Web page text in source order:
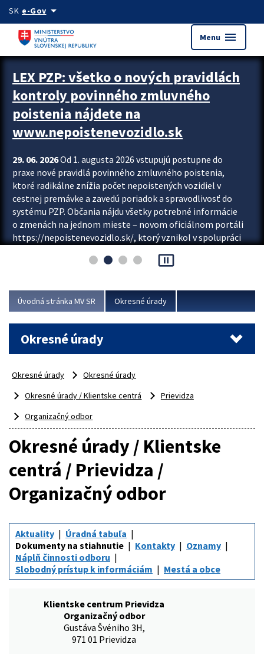
Preskocit na hlavný obsah
SK e-Govarrow_drop_down
Menu menu
Zastavit automatický posun upútavok
LEX PZP: všetko o nových pravidlách
kontroly povinného zmluvného
poistenia nájdete na
www.nepoistenevozidlo.sk
29. 06. 2026Od 1. augusta 2026 vstupujú postupne do
praxe nové pravidlá povinného zmluvného poistenia,
ktoré radikálne znížia počet nepoistených vozidiel v
cestnej premávke a zavedú poriadok a spravodlivosť do
systému PZP. Občania nájdu všetky potrebné informácie
o zmenách na jednom mieste – novom oficiálnom portáli
https://nepoistenevozidlo.sk/, ktorý vznikol v spolupráci
asociácie poisťovní (SLASPO) a Ministerstva vnútra SR.
Viac
pause_presentation
Úvodná stránka MV SR Okresné úrady
Okresné úrady
Okresné úrady
Okresné úrady
Okresné úrady / Klientske centrá
Prievidza
Organizačný odbor
Okresné úrady / Klientske
centrá / Prievidza /
Organizačný odbor
Aktuality
Úradná tabuľa
Dokumenty na stiahnutie
Kontakty
Oznamy
Náplň činnosti odboru
Slobodný prístup k informáciám
Mestá a obce
Klientske centrum Prievidza
Organizačný odbor
Gustáva Švéniho 3H,
971 01 Prievidza